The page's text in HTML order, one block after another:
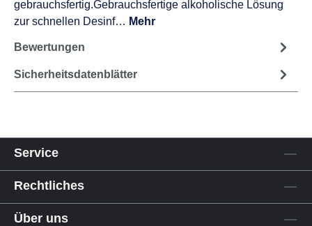
gebrauchsfertig.Gebrauchsfertige alkoholische Lösung
zur schnellen Desinf… Mehr
Bewertungen
Sicherheitsdatenblätter
Service
Rechtliches
Über uns